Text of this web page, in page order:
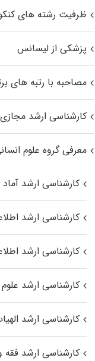
ظرفیت رشته های
پزشکی از لیسانس
مصاحبه با رتبه های
کارشناسی ارشد مجازی
معرفی گروه علوم
کارشناسی ارشد آماد
کارشناسی ارشد
کارشناسی ارشد
کارشناسی ارشد
کارشناسی ارشد
کارشناسی ارشد